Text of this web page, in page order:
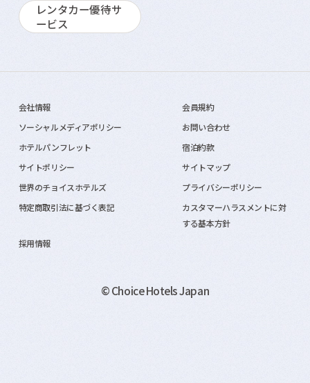
レンタカー優待サ
ービス
会社情報
会員規約
ソーシャルメディアポリシー
お問い合わせ
ホテルパンフレット
宿泊約款
サイトポリシー
サイトマップ
世界のチョイスホテルズ
プライバシーポリシー
特定商取引法に基づく表記
カスタマーハラスメントに対
する基本方針
採用情報
© Choice Hotels Japan